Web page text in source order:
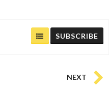
SUBSCRIBE
NEXT